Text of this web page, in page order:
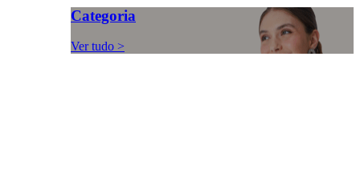
Categoria
Ver tudo >